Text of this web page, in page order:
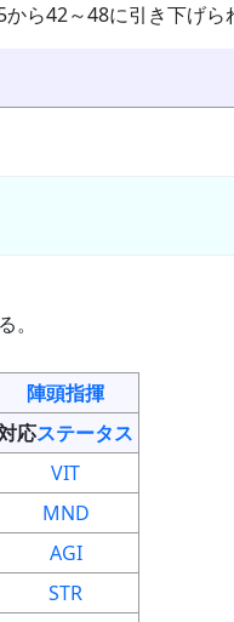
ら42～48に引き下げら
。
陣頭指揮
応ステータス
VIT
MND
AGI
STR